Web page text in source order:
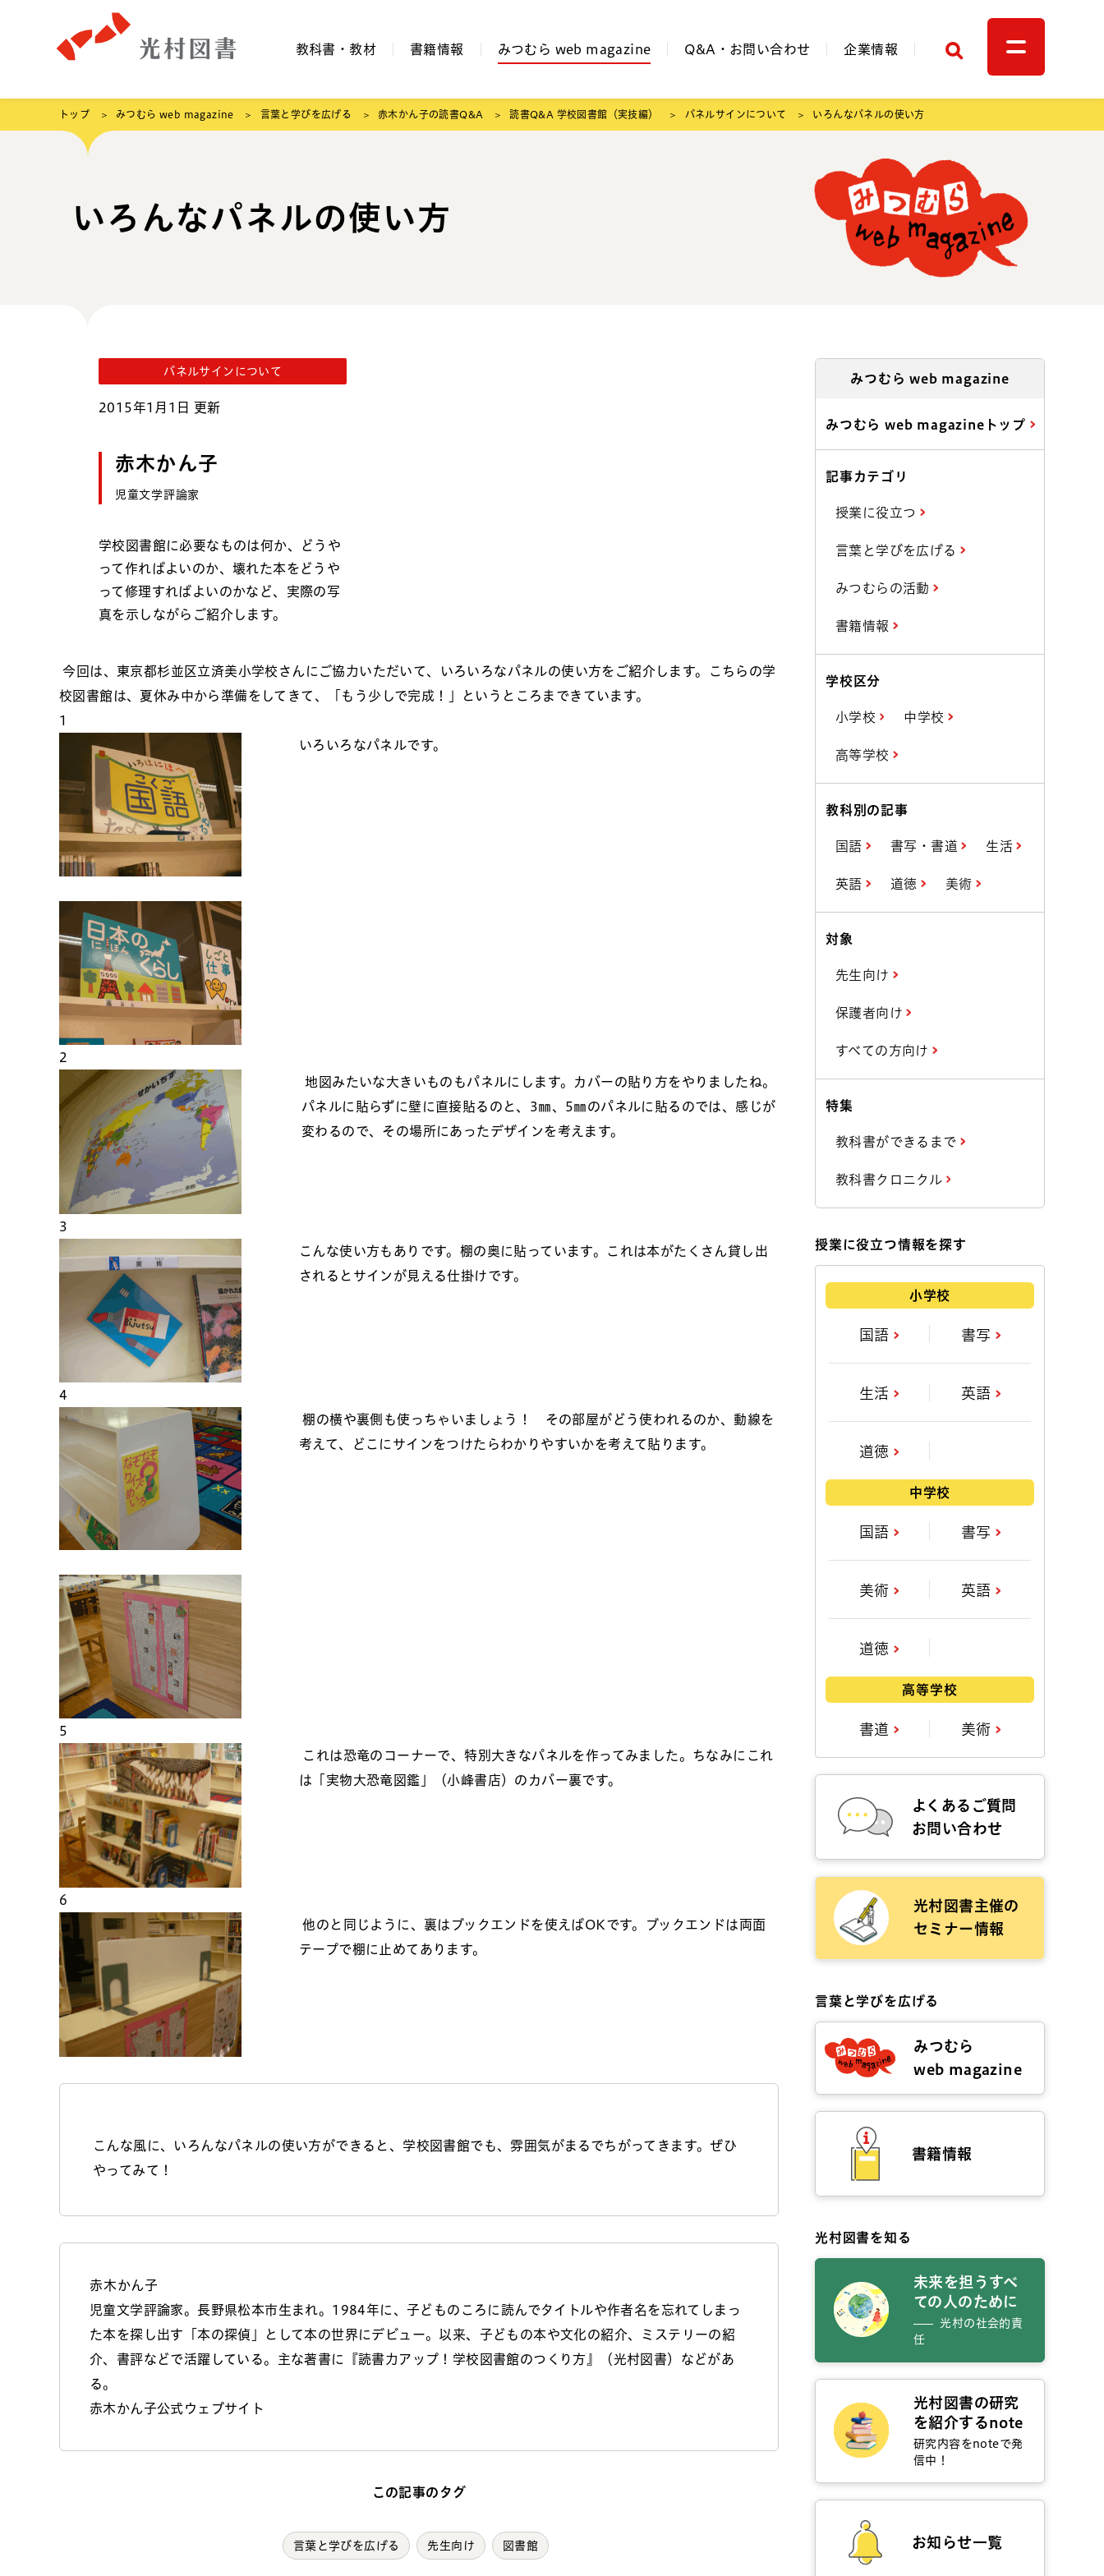
教科書・教材 書籍情報 みつむら web magazine Q&A・お問い合わせ 企業情報 検索
トップ みつむら web magazine 言葉と学びを広げる 赤木かん子の読書Q&A 読書Q&A 学校図書館（実技編） パネルサインについて いろんなパネルの使い方
いろんなパネルの使い方
パネルサインについて
2015年1月1日 更新
赤木かん子
児童文学評論家
学校図書館に必要なものは何か、どうや
って作ればよいのか、壊れた本をどうや
って修理すればよいのかなど、実際の写
真を示しながらご紹介します。
今回は、東京都杉並区立済美小学校さんにご協力いただいて、いろいろなパネルの使い方をご紹介します。こちらの学
校図書館は、夏休み中から準備をしてきて、「もう少しで完成！」というところまできています。
1
いろいろなパネルです。
2
地図みたいな大きいものもパネルにします。カバーの貼り方をやりましたね。
パネルに貼らずに壁に直接貼るのと、3㎜、5㎜のパネルに貼るのでは、感じが
変わるので、その場所にあったデザインを考えます。
3
こんな使い方もありです。棚の奥に貼っています。これは本がたくさん貸し出
されるとサインが見える仕掛けです。
4
棚の横や裏側も使っちゃいましょう！ その部屋がどう使われるのか、動線を
考えて、どこにサインをつけたらわかりやすいかを考えて貼ります。
5
これは恐竜のコーナーで、特別大きなパネルを作ってみました。ちなみにこれ
は「実物大恐竜図鑑」（小峰書店）のカバー裏です。
6
他のと同じように、裏はブックエンドを使えばOKです。ブックエンドは両面
テープで棚に止めてあります。
こんな風に、いろんなパネルの使い方ができると、学校図書館でも、雰囲気がまるでちがってきます。ぜひ
やってみて！
赤木かん子
児童文学評論家。長野県松本市生まれ。1984年に、子どものころに読んでタイトルや作者名を忘れてしまっ
た本を探し出す「本の探偵」として本の世界にデビュー。以来、子どもの本や文化の紹介、ミステリーの紹
介、書評などで活躍している。主な著書に『読書力アップ！学校図書館のつくり方』（光村図書）などがあ
る。
赤木かん子公式ウェブサイト
この記事のタグ
言葉と学びを広げる 先生向け 図書館
みつむら web magazine
みつむら web magazineトップ
記事カテゴリ
授業に役立つ
言葉と学びを広げる
みつむらの活動
書籍情報
学校区分
小学校 中学校
高等学校
教科別の記事
国語 書写・書道 生活
英語 道徳 美術
対象
先生向け
保護者向け
すべての方向け
特集
教科書ができるまで
教科書クロニクル
授業に役立つ情報を探す
小学校
国語 書写
生活 英語
道徳
中学校
国語 書写
美術 英語
道徳
高等学校
書道 美術
よくあるご質問
お問い合わせ
光村図書主催の
セミナー情報
言葉と学びを広げる
みつむら
web magazine
書籍情報
光村図書を知る
未来を担うすべ
ての人のために
光村の社会的責
任
光村図書の研究
を紹介するnote
研究内容をnoteで発
信中！
お知らせ一覧